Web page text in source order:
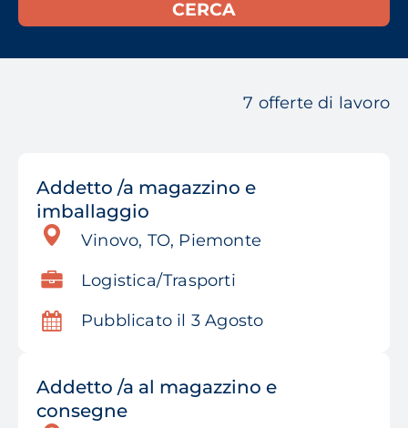
7 offerte di lavoro
Addetto /a magazzino e
imballaggio
Vinovo, TO, Piemonte
Logistica/Trasporti
Pubblicato il 3 Agosto
Addetto /a al magazzino e
consegne